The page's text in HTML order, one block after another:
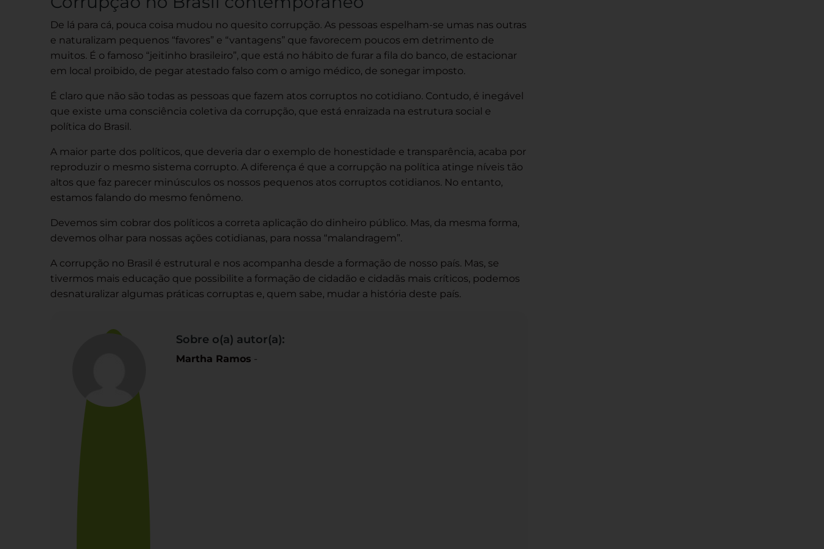
De lá para cá, pouca coisa mudou no quesito corrupção. As pessoas espelham-se umas nas outras
e naturalizam pequenos “favores” e “vantagens” que favorecem poucos em detrimento de
muitos. É o famoso “jeitinho brasileiro”, que está no hábito de furar a fila do banco, de estacionar
em local proibido, de pegar atestado falso com o amigo médico, de sonegar imposto.
É claro que não são todas as pessoas que fazem atos corruptos no cotidiano. Contudo, é inegável
que existe uma consciência coletiva da corrupção, que está enraizada na estrutura social e
política do Brasil.
A maior parte dos políticos, que deveria dar o exemplo de honestidade e transparência, acaba por
reproduzir o mesmo sistema corrupto. A diferença é que a corrupção na política atinge níveis tão
altos que faz parecer minúsculos os nossos pequenos atos corruptos cotidianos. No entanto,
estamos falando do mesmo fenômeno.
Devemos sim cobrar dos políticos a correta aplicação do dinheiro público. Mas, da mesma forma,
devemos olhar para nossas ações cotidianas, para nossa “malandragem”.
A corrupção no Brasil é estrutural e nos acompanha desde a formação de nosso país. Mas, se
tivermos mais educação que possibilite a formação de cidadão e cidadãs mais críticos, podemos
desnaturalizar algumas práticas corruptas e, quem sabe, mudar a história deste país.
Sobre o(a) autor(a):
Martha Ramos -